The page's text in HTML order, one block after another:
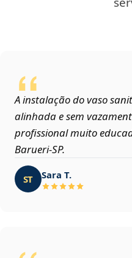
A instalação do vaso
alinhada e sem
profissional muito
Barueri‑SP.
ST Sara T.